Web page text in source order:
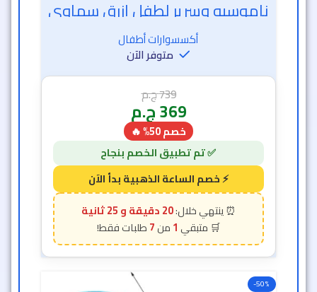
ناموسيه وسرير لطفل ازرق سماوي
أكسسوارات أطفال
متوفر الآن
739ج.م
369ج.م
خصم 50% 🔥
20 دقيقة و 23 ثانية
1
7
-50%